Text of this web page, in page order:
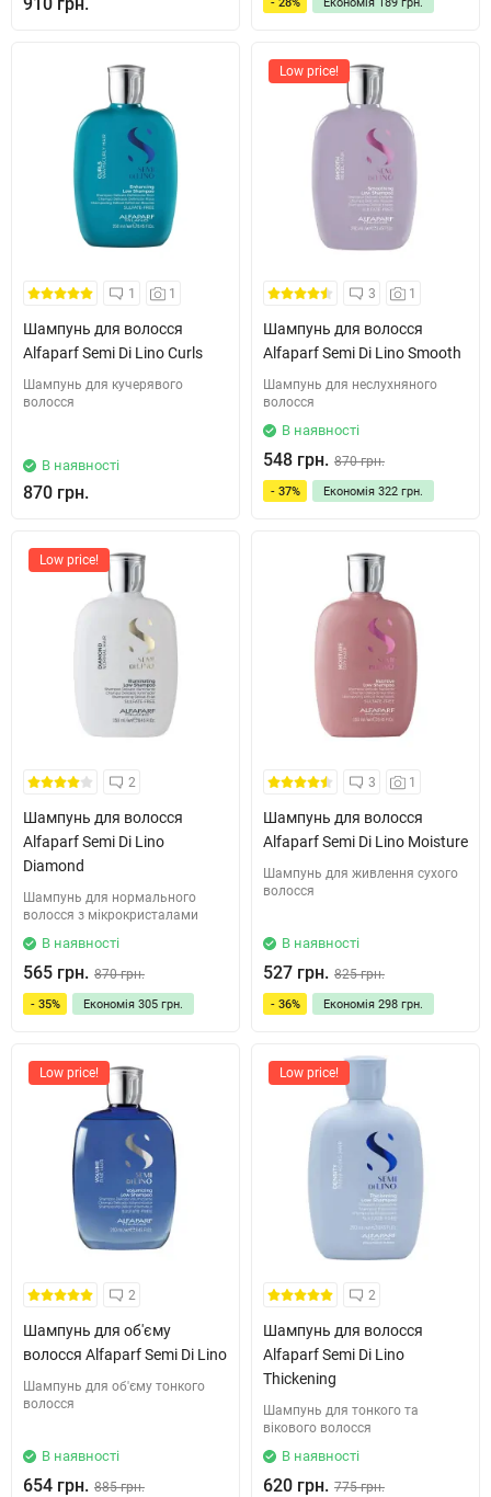
1 1
Шампунь для волосся
Alfaparf Semi Di Lino Curls
Шампунь для кучерявого
волосся
В наявності
870 грн.
Low price!
3 1
Шампунь для волосся
Alfaparf Semi Di Lino Smooth
Шампунь для неслухняного
волосся
В наявності
548 грн. 870 грн.
- 37% Економія 322 грн.
Low price!
2
Шампунь для волосся
Alfaparf Semi Di Lino
Diamond
Шампунь для нормального
волосся з мікрокристалами
В наявності
565 грн. 870 грн.
- 35% Економія 305 грн.
3 1
Шампунь для волосся
Alfaparf Semi Di Lino Moisture
Шампунь для живлення сухого
волосся
В наявності
527 грн. 825 грн.
- 36% Економія 298 грн.
Low price!
2
Шампунь для об'єму
волосся Alfaparf Semi Di Lino
Шампунь для об'єму тонкого
волосся
В наявності
654 грн. 885 грн.
Low price!
2
Шампунь для волосся
Alfaparf Semi Di Lino
Thickening
Шампунь для тонкого та
вікового волосся
В наявності
620 грн. 775 грн.